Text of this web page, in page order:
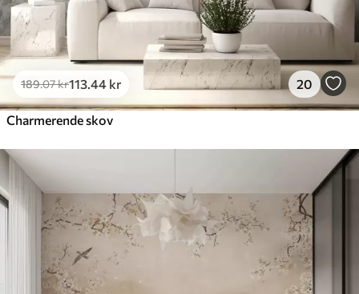
189.07kr113 .44 kr 20
Charmerende skov